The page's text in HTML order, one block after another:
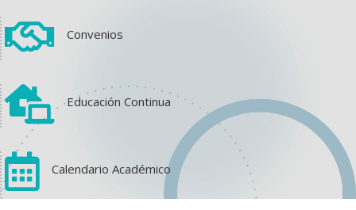
 Convenios
 Educación Continua
 Calendario Académico